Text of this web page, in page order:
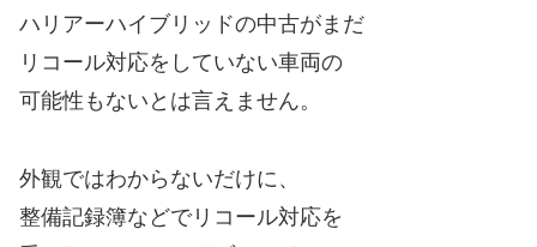
ハリアーハイブリッドの中古がまだ
リコール対応をしていない車両の
可能性もないとは言えません。
外観ではわからないだけに、
整備記録簿などでリコール対応を